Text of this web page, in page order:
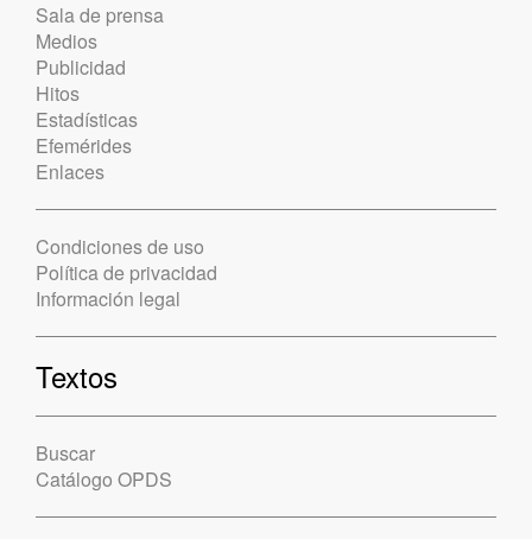
Sala de prensa
Medios
Publicidad
Hitos
Estadísticas
Efemérides
Enlaces
Condiciones de uso
Política de privacidad
Información legal
Textos
Buscar
Catálogo OPDS